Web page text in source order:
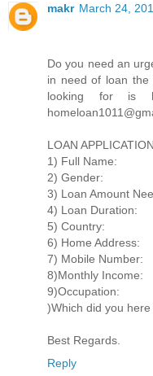
makr March 24,
Do you need an
in need of loan the
looking for is
LOAN
1) Full Name:
2) Gender:
3) Loan Amount
4) Loan Duration:
5) Country:
6) Home Address:
7) Mobile Number:
8)Monthly Income:
9)Occupation:
)Which did you here
Best Regards.
Reply